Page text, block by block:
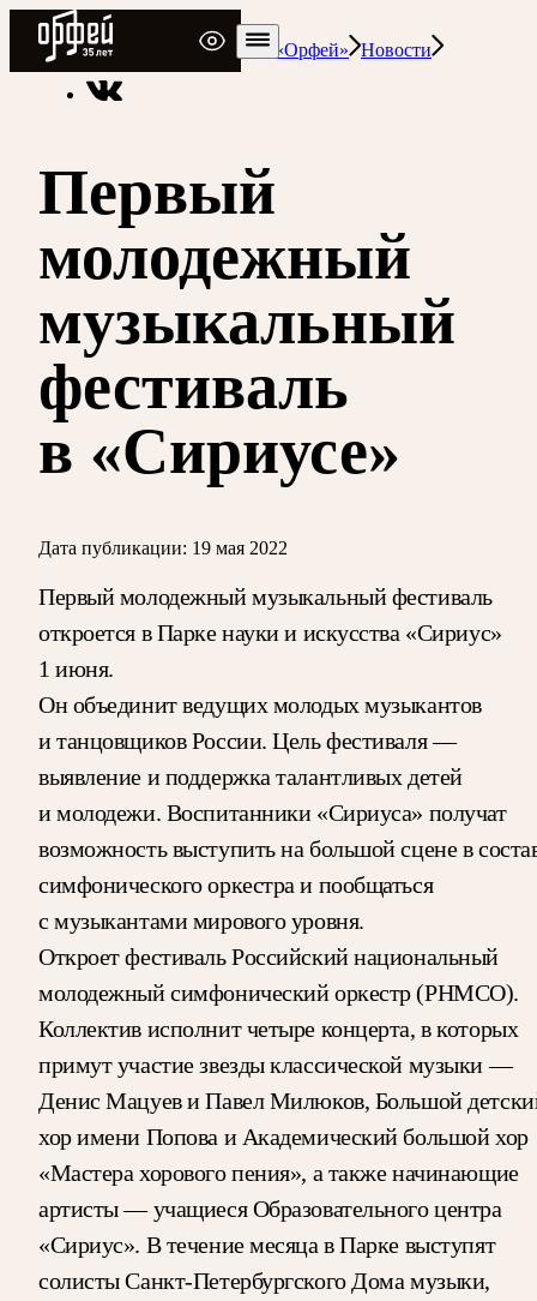
Радио Орфей
Радио классической музыки «Орфей»
Новости
Первый
молодежный
музыкальный
фестиваль
в «Сириусе»
Дата публикации: 19 мая 2022
Первый молодежный музыкальный фестиваль
откроется в Парке науки и искусства «Сириус»
1 июня.
Он объединит ведущих молодых музыкантов
и танцовщиков России. Цель фестиваля —
выявление и поддержка талантливых детей
и молодежи. Воспитанники «Сириуса» получат
возможность выступить на большой сцене в
симфонического оркестра и пообщаться
с музыкантами мирового уровня.
Откроет фестиваль Российский национальный
молодежный симфонический оркестр (РНМСО).
Коллектив исполнит четыре концерта, в которых
примут участие звезды классической музыки —
Денис Мацуев и Павел Милюков, Большой
хор имени Попова и Академический большой хор
«Мастера хорового пения», а также начинающие
артисты — учащиеся Образовательного центра
«Сириус». В течение месяца в Парке выступят
солисты Санкт-Петербургского Дома музыки,